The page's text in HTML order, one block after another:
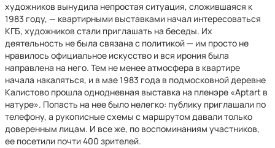
художников вынудила непростая ситуация, сложившаяся к
1983 году, — квартирными выставками начал интересоваться
КГБ, художников стали приглашать на беседы. Их
деятельность не была связана с политикой — им просто не
нравилось официальное искусство и вся ирония была
направлена на него. Тем не менее атмосфера в квартире
начала накаляться, и в мае 1983 года в подмосковной деревне
Калистово прошла однодневная выставка на пленэре «Aptart в
натуре». Попасть на нее было нелегко: публику приглашали по
телефону, а рукописные схемы с маршрутом давали только
доверенным лицам. И все же, по воспоминаниям участников,
ее посетили почти 400 зрителей.